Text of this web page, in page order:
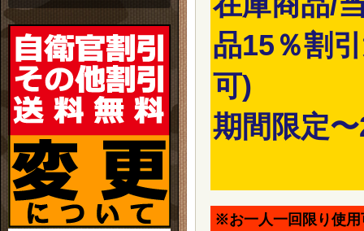
品15％割
可)
期間限定
※お一人一回限り使用